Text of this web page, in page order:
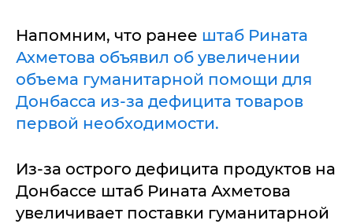
Напомним, что ранее штаб Рината
Ахметова объявил об увеличении
объема гуманитарной помощи для
Донбасса из-за дефицита товаров
первой необходимости.
Из-за острого дефицита продуктов на
Донбассе штаб Рината Ахметова
увеличивает поставки гуманитарной